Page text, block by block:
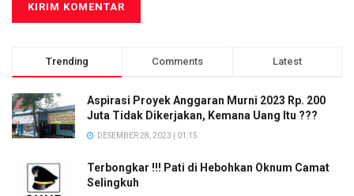
Trending Comments Latest
Aspirasi Proyek Anggaran Murni 2023 Rp. 200
Juta Tidak Dikerjakan, Kemana Uang Itu ???
DESEMBER 28, 2023 | 01:15
Terbongkar !!! Pati di Hebohkan Oknum Camat
Selingkuh